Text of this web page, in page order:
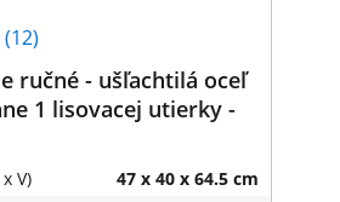
(12)
ručné - ušľachtilá oceľ
1 lisovacej utierky -
V) 47 x 40 x 64.5 cm